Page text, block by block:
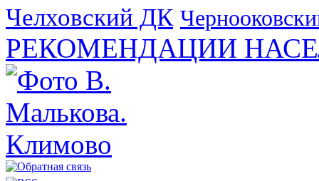
Челховский ДК
РЕКОМЕНДАЦИИ